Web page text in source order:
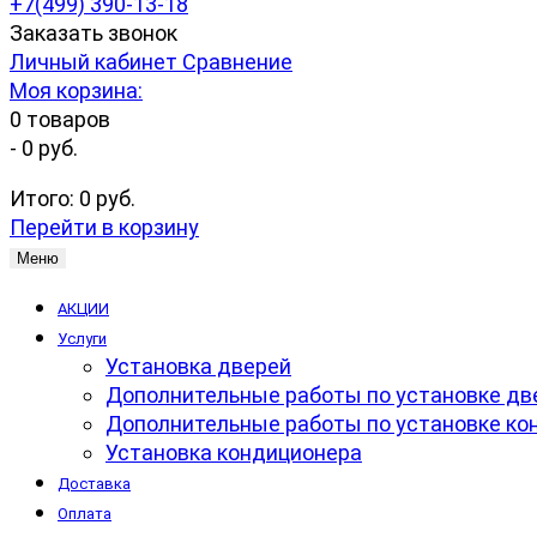
Заказать звонок
Личный кабинет Сравнение
Моя корзина:
0 товаров
- 0 руб.
Итого: 0 руб.
Перейти в корзину
Меню
АКЦИИ
Услуги
Установка дверей
Дополнительные работы по установке
Дополнительные работы по установке
Установка кондиционера
Доставка
Оплата